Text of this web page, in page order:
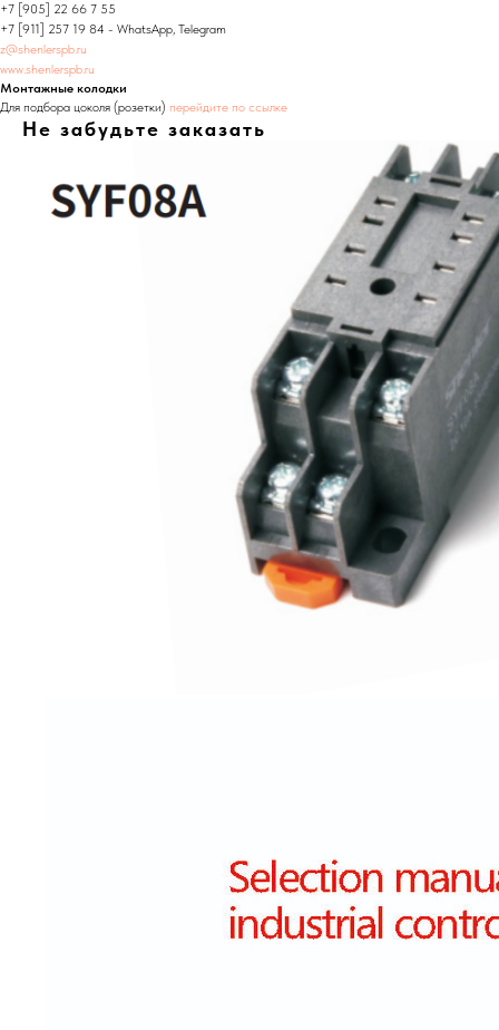
+7 [905] 22 66 7 55
+7 [911] 257 19 84 - WhatsApp, Telegram
z@shenlerspb.ru
www.shenlerspb.ru
Монтажные колодки
Для подбора цоколя (розетки) перейдите по ссылке
Не забудьте заказать